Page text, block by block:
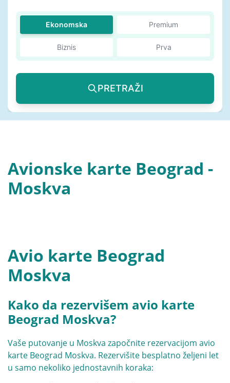
Ekonomska Premium
Biznis Prva
PRETRAŽI
Avionske karte Beograd -
Moskva
Avio karte Beograd
Moskva
Kako da rezervišem avio karte
Beograd Moskva?
Vaše putovanje u Moskva započnite rezervacijom avio
karte Beograd Moskva. Rezervišite besplatno željeni let
u samo nekoliko jednostavnih koraka: